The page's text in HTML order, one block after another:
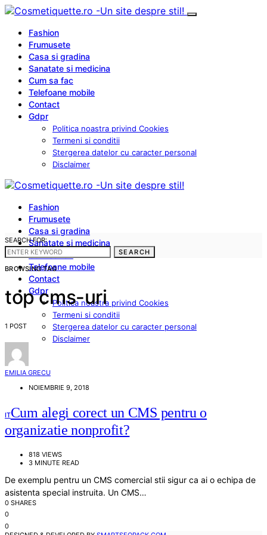
Fashion
Frumusete
Casa si gradina
Sanatate si medicina
Cum sa fac
Telefoane mobile
Contact
Gdpr
Politica noastra privind Cookies
Termeni si conditii
Stergerea datelor cu caracter personal
Disclaimer
Fashion
Frumusete
Casa si gradina
Sanatate si medicina
Cum sa fac
Telefoane mobile
Contact
Gdpr
Politica noastra privind Cookies
Termeni si conditii
Stergerea datelor cu caracter personal
Disclaimer
SEARCH FOR:
SEARCH
BROWSING TAG
top cms-uri
1 POST
EMILIA GRECU
NOIEMBRIE 9, 2018
ITCum alegi corect un CMS pentru o
organizatie nonprofit?
818 VIEWS
3 MINUTE READ
De exemplu pentru un CMS comercial stii sigur ca ai o echipa de
asistenta special instruita. Un CMS…
0 SHARES
0
0